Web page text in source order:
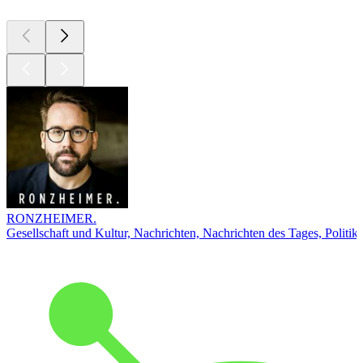
RONZHEIMER.
Gesellschaft und Kultur, Nachrichten, Nachrichten des Tages, Politik